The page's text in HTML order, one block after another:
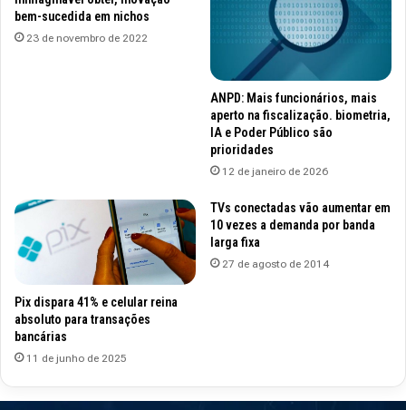
bem-sucedida em nichos
23 de novembro de 2022
ANPD: Mais funcionários, mais
aperto na fiscalização. biometria,
IA e Poder Público são
prioridades
12 de janeiro de 2026
Pix dispara 41% e celular reina
absoluto para transações
bancárias
11 de junho de 2025
TVs conectadas vão aumentar em
10 vezes a demanda por banda
larga fixa
27 de agosto de 2014